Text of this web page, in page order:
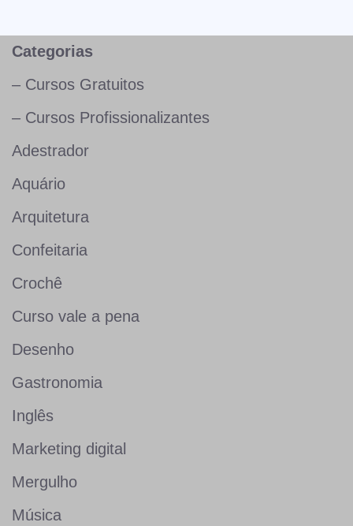
Categorias
– Cursos Gratuitos
– Cursos Profissionalizantes
Adestrador
Aquário
Arquitetura
Confeitaria
Crochê
Curso vale a pena
Desenho
Gastronomia
Inglês
Marketing digital
Mergulho
Música